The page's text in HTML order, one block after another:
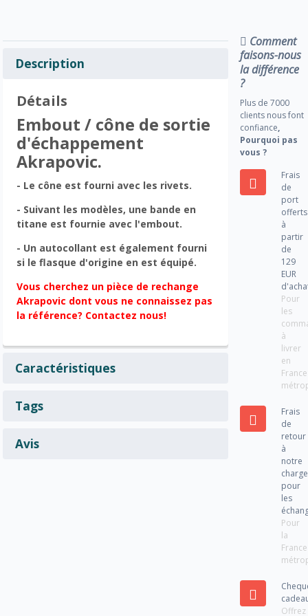
Description
Détails
Embout / cône de sortie
d'échappement
Akrapovic.
- Le cône est fourni avec les rivets.
- Suivant les modèles, une bande en
titane est fournie avec l'embout.
- Un autocollant est également fourni
si le flasque d'origine en est équipé.
Vous cherchez un pièce de rechange
Akrapovic dont vous ne connaissez pas
la référence? Contactez nous!
Caractéristiques
Tags
Avis
Comment
faisons-nous
la différence
?
Plus de 7000
clients nous font
confiance,
Pourquoi pas
vous ?
Frais
de
port
offerts
à
partir
de
129
EUR
Pour
les
à
livrer
en
France
Frais
de
retour
à
notre
charge
pour
les
Pour
la
France
Offrez